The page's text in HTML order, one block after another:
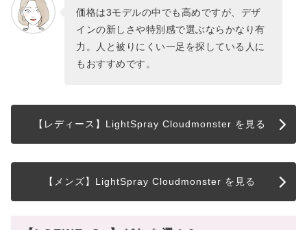
価格は3モデルの中でも高めですが、デザ
インの新しさや特別感で選ぶならかなり有
力。人と被りにくい一足を探している人に
もおすすめです。
【レディース】LightSpray Cloudmonster を見る
【メンズ】LightSpray Cloudmonster を見る